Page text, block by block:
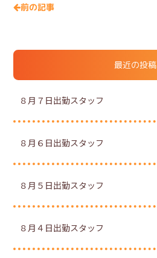
前の記事
最近の投稿
８月７日出勤スタッフ
８月６日出勤スタッフ
８月５日出勤スタッフ
８月４日出勤スタッフ